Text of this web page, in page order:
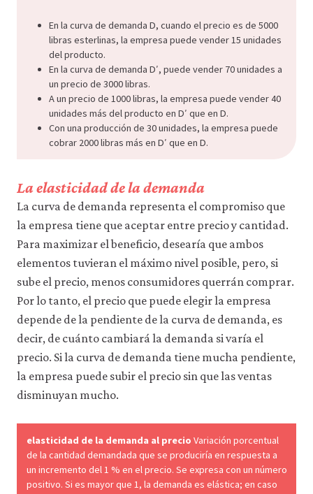
En la curva de demanda D, cuando el precio es de 5000
libras esterlinas, la empresa puede vender 15 unidades
del producto.
En la curva de demanda D′, puede vender 70 unidades a
un precio de 3000 libras.
A un precio de 1000 libras, la empresa puede vender 40
unidades más del producto en D′ que en D.
Con una producción de 30 unidades, la empresa puede
cobrar 2000 libras más en D′ que en D.
La elasticidad de la demanda
La curva de demanda representa el compromiso que
la empresa tiene que aceptar entre precio y cantidad.
Para maximizar el beneficio, desearía que ambos
elementos tuvieran el máximo nivel posible, pero, si
sube el precio, menos consumidores querrán comprar.
Por lo tanto, el precio que puede elegir la empresa
depende de la pendiente de la curva de demanda, es
decir, de cuánto cambiará la demanda si varía el
precio. Si la curva de demanda tiene mucha pendiente,
la empresa puede subir el precio sin que las ventas
disminuyan mucho.
elasticidad de la demanda al precio Variación porcentual
de la cantidad demandada que se produciría en respuesta a
un incremento del 1 % en el precio. Se expresa con un número
positivo. Si es mayor que 1, la demanda es elástica; en caso